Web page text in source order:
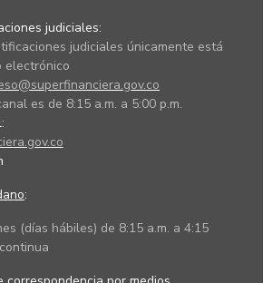
judiciales:
judiciales únicamente está
electrónico
es de 8:15 a.m. a 5:00 p.m.
:
(días hábiles) de 8:15 a.m. a 4:15